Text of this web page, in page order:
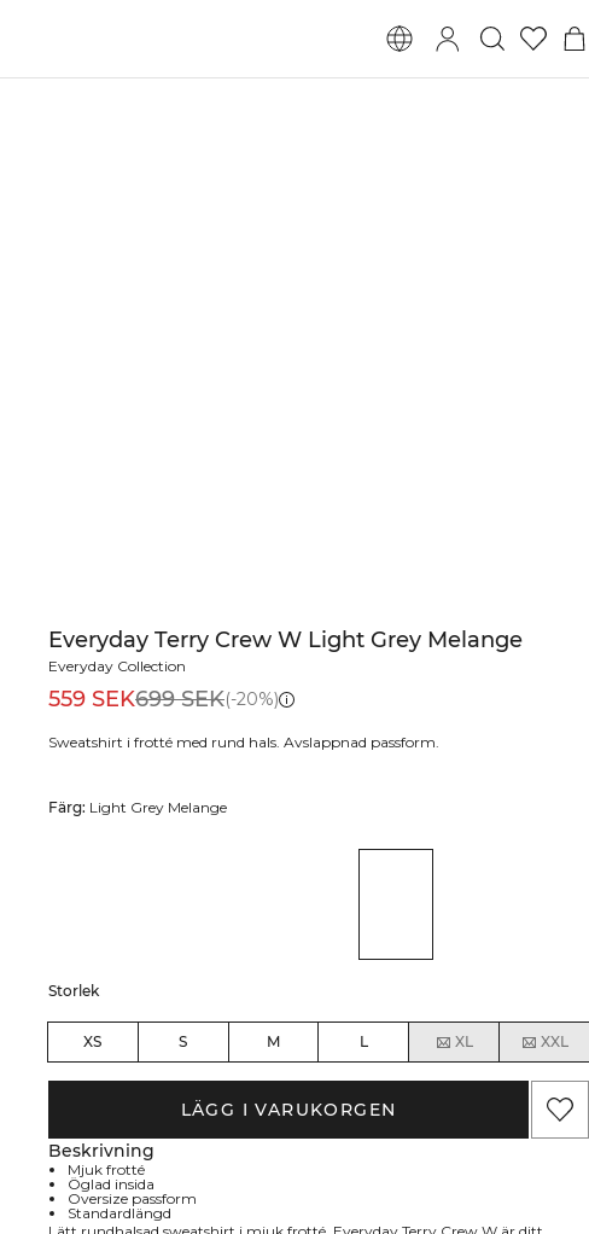
Everyday Terry Crew W Light Grey Melange
Everyday Collection
559 SEK699 SEK(-20%)
Sweatshirt i frotté med rund hals. Avslappnad passform.
Färg: Light Grey Melange
Storlek
XS S M L XL XXL
LÄGG I VARUKORGEN
Beskrivning
Mjuk frotté
Öglad insida
Oversize passform
Standardlängd